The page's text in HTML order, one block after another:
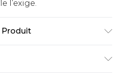
l’exige.
Produit